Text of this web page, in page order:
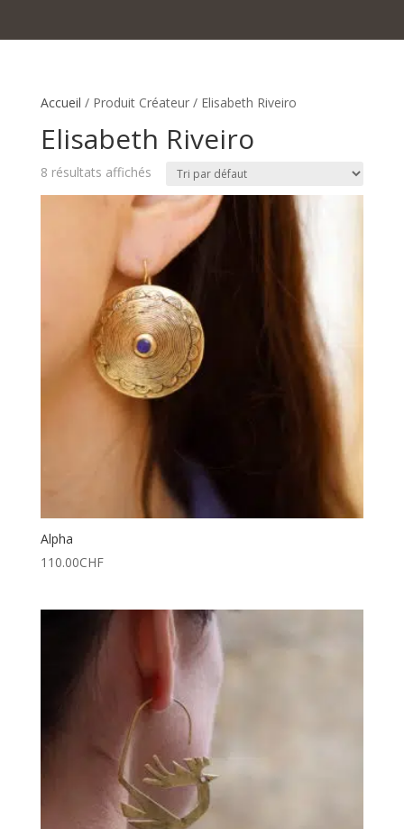
Accueil / Produit Créateur / Elisabeth Riveiro
Elisabeth Riveiro
8 résultats affichés
Alpha
110.00CHF